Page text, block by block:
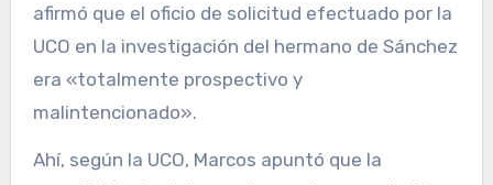
afirmó que el oficio de solicitud efectuado por la
UCO en la investigación del hermano de Sánchez
era «totalmente prospectivo y
malintencionado».
Ahí, según la UCO, Marcos apuntó que la